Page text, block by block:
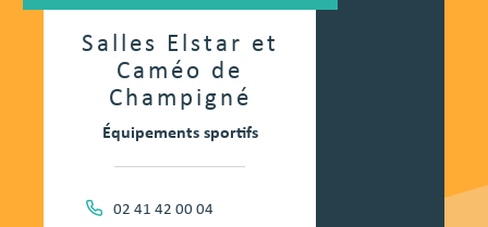
Salles Elstar et
Caméo de
Champigné
Équipements sportifs
02 41 42 00 04